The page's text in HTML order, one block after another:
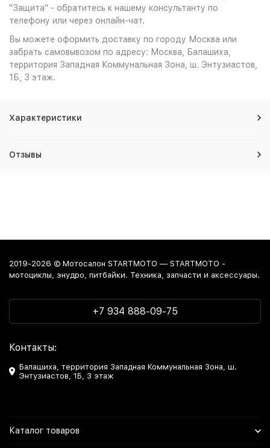
"Защита" - обратитесь к нашему консультанту по
телефону или через онлайн-чат.
Вы можете оформить доставку по городу Москва или
забрать самовывозом по адресу: Москва, Балашиха,
территория Западная Коммунальная Зона, ш. Энтузиастов,
1Б, 3 этаж.
Характеристики
Отзывы
2019-2026 © Мотосалон STARTMOTO — STARTMOTO -
мотоциклы, энудро, питбайки. Техника, запчасти и аксессуары.
+7 934 888-09-75
Контакты:
Балашиха, территория Западная Коммунальная Зона, ш.
Энтузиастов, 1Б, 3 этаж
Каталог товаров